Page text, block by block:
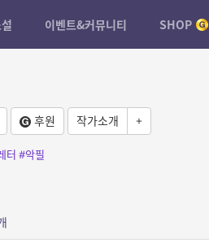
이벤트&커뮤니티 SHOP
후원 작가소개 +
터 #악필